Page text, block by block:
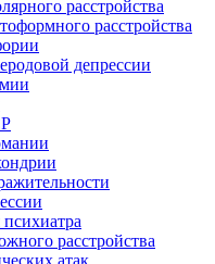
расстройства
расстройства
депрессии
расстройства
атак